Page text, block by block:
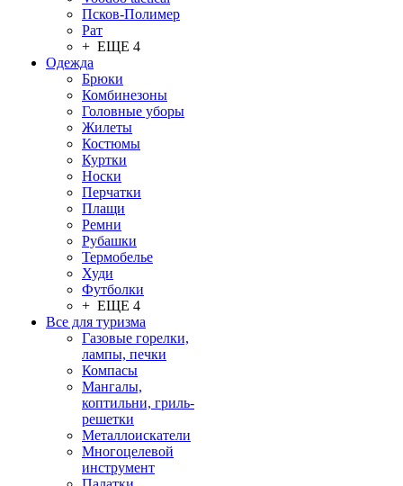
Псков-Полимер
Рат
+ ЕЩЕ 4
Одежда
Брюки
Комбинезоны
Головные уборы
Жилеты
Костюмы
Куртки
Носки
Перчатки
Плащи
Ремни
Рубашки
Термобелье
Худи
Футболки
+ ЕЩЕ 4
Все для туризма
Газовые горелки,
лампы, печки
Компасы
Мангалы,
коптильни, гриль-
решетки
Металлоискатели
Многоцелевой
инструмент